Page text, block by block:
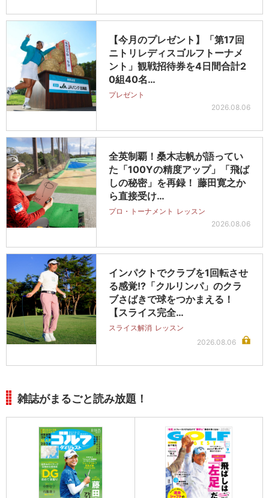
【今月のプレゼント】「第17回
ニトリレディスゴルフトーナメ
ント」観戦招待券を4日間合計2
0組40名…
プレゼント
2026.08.06
全英制覇！桑木志帆が語ってい
た「100Yの精度アップ」「飛ば
しの秘密」を再録！ 藤田寛之か
ら直接受け…
プロ・トーナメント レッスン
2026.08.06
インパクトでクラブを1回転させ
る感覚!?「クルリンパ」のクラ
ブさばきで球をつかまえる！
【スライス完全…
スライス解消 レッスン
2026.08.06
雑誌がまるごと読み放題！